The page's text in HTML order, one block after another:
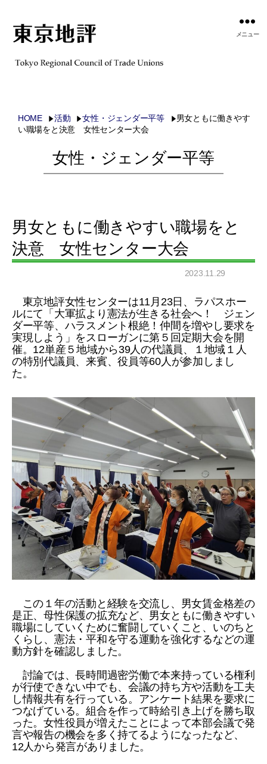
メニュー
HOME 活動 女性・ジェンダー平等
男女ともに働きやす
い職場をと決意 女性センター大会
女性・ジェンダー平等
男女ともに働きやすい職場をと
決意 女性センター大会
2023.11.29
東京地評女性センターは11月23日、ラパスホー
ルにて「大軍拡より憲法が生きる社会へ！ ジェン
ダー平等、ハラスメント根絶！仲間を増やし要求を
実現しよう」をスローガンに第５回定期大会を開
催。12単産５地域から39人の代議員、１地域１人
の特別代議員、来賓、役員等60人が参加しまし
た。
この１年の活動と経験を交流し、男女賃金格差の
是正、母性保護の拡充など、男女ともに働きやすい
職場にしていくために奮闘していくこと、いのちと
くらし、憲法・平和を守る運動を強化するなどの運
動方針を確認しました。
討論では、長時間過密労働で本来持っている権利
が行使できない中でも、会議の持ち方や活動を工夫
し情報共有を行っている。アンケート結果を要求に
つなげている。組合を作って時給引き上げを勝ち取
った。女性役員が増えたことによって本部会議で発
言や報告の機会を多く持てるようになったなど、
12人から発言がありました。